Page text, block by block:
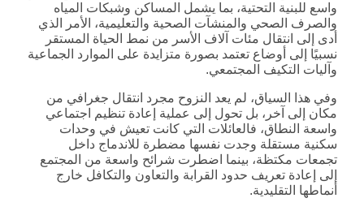
واسع للبنية التحتية، بما يشمل المساكن وشبكات المياه
والصرف الصحي والمنشآت الصحية والتعليمية، الأمر الذي
أدى إلى انتقال مئات آلاف الأسر من نمط الحياة المستقر
نسبيًا إلى أوضاع تعتمد بصورة متزايدة على الموارد الجماعية
وآليات التكيف المجتمعي.
وفي هذا السياق، لم يعد النزوح مجرد انتقال جغرافي من
مكان إلى آخر، بل تحول إلى عملية إعادة تنظيم اجتماعي
واسعة النطاق، فالعائلات التي كانت تعيش في وحدات
سكنية مستقلة وجدت نفسها مضطرة للاندماج داخل
تجمعات مكتظة، بينما اضطرت شرائح واسعة من المجتمع
إلى إعادة تعريف حدود القرابة والتعاون والتكافل خارج
أنماطها التقليدية.